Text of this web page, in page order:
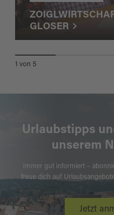
GLOSER
1 von 5
Urlaubstipps
unserem
Immer gut informiert –
freue dich auf
Jetzt